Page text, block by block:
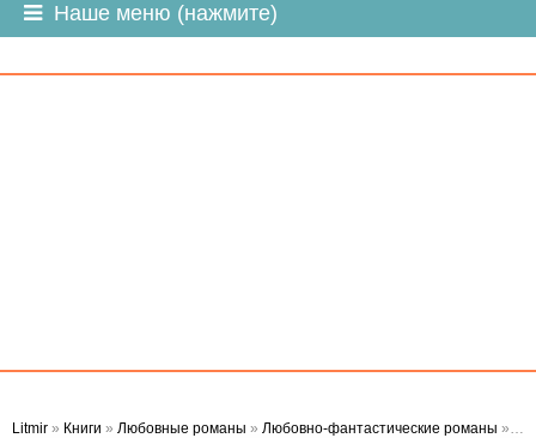
Наше меню (нажмите)
Litmir » Книги » Любовные романы » Любовно-фантастические романы » Повесть об испытаниях и мучениях - Морган Готье